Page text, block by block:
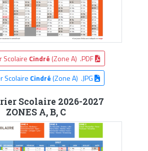
Scolaire Cindré (Zone A) .PDF
Scolaire Cindré(Zone A) .JPG
Scolaire 2026-2027
ZONES A, B, C